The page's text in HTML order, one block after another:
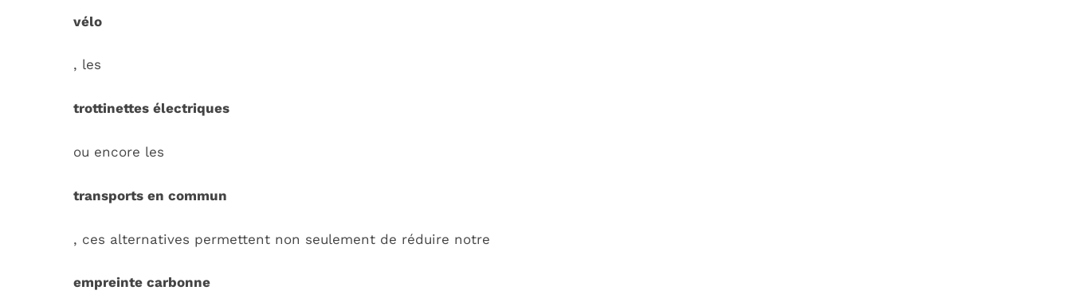
vélo
, les
trottinettes électriques
ou encore les
transports en commun
, ces alternatives permettent non seulement de réduire notre
empreinte carbonne